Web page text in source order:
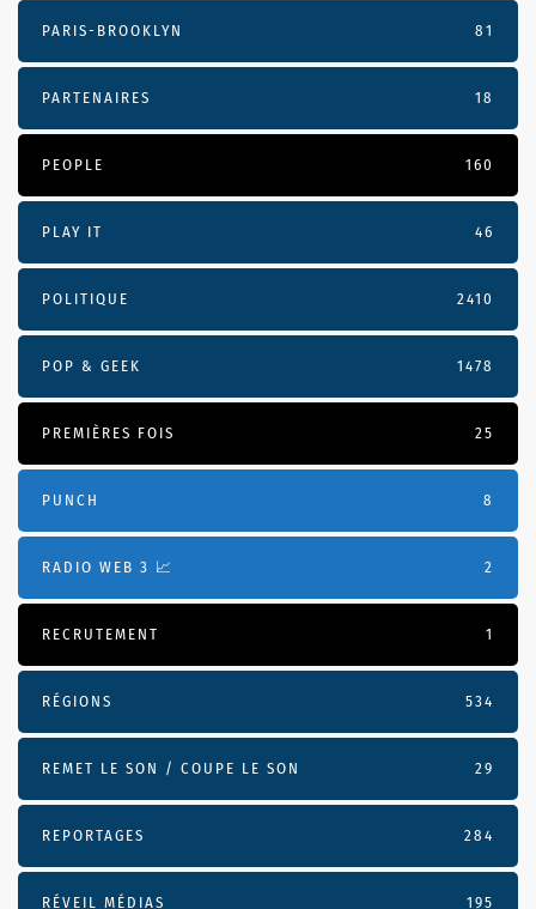
PARIS-BROOKLYN 81
PARTENAIRES 18
PEOPLE 160
PLAY IT 46
POLITIQUE 2410
POP & GEEK 1478
PREMIÈRES FOIS 25
PUNCH 8
RADIO WEB 3 📈 2
RECRUTEMENT 1
RÉGIONS 534
REMET LE SON / COUPE LE SON 29
REPORTAGES 284
RÉVEIL MÉDIAS 195